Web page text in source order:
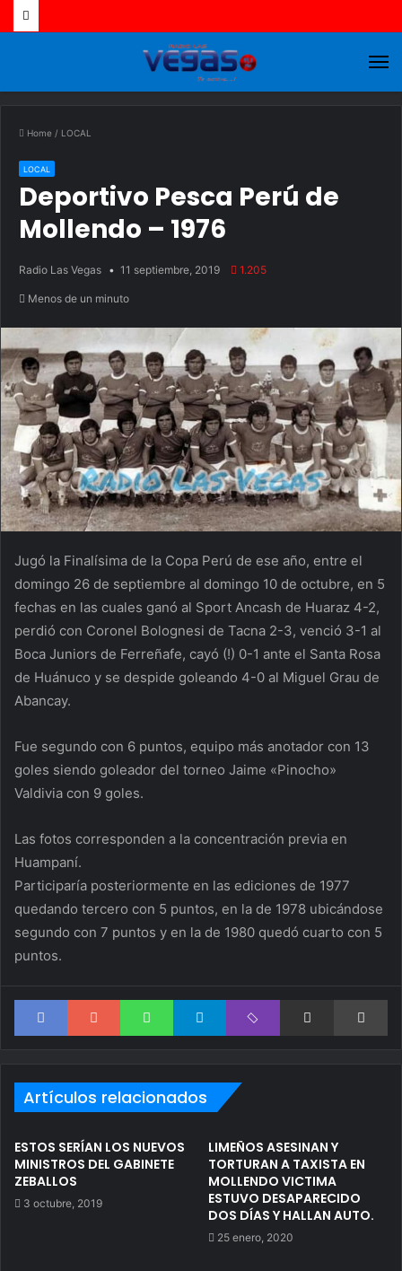
Home / LOCAL
LOCAL
Deportivo Pesca Perú de
Mollendo – 1976
Radio Las Vegas 11 septiembre, 2019 1.205
Menos de un minuto
Jugó la Finalísima de la Copa Perú de ese año, entre el
domingo 26 de septiembre al domingo 10 de octubre, en 5
fechas en las cuales ganó al Sport Ancash de Huaraz 4-2,
perdió con Coronel Bolognesi de Tacna 2-3, venció 3-1 al
Boca Juniors de Ferreñafe, cayó (!) 0-1 ante el Santa Rosa
de Huánuco y se despide goleando 4-0 al Miguel Grau de
Abancay.
Fue segundo con 6 puntos, equipo más anotador con 13
goles siendo goleador del torneo Jaime «Pinocho»
Valdivia con 9 goles.
Las fotos corresponden a la concentración previa en
Huampaní.
Participaría posteriormente en las ediciones de 1977
quedando tercero con 5 puntos, en la de 1978 ubicándose
segundo con 7 puntos y en la de 1980 quedó cuarto con 5
puntos.
FacebookGoogle+ WhatsAppTelegramViber Compartir via correo electrónico
Artículos relacionados
ESTOS SERÍAN LOS NUEVOS
MINISTROS DEL GABINETE
ZEBALLOS
3 octubre, 2019
LIMEÑOS ASESINAN Y
TORTURAN A TAXISTA EN
MOLLENDO VICTIMA
ESTUVO DESAPARECIDO
DOS DÍAS Y HALLAN AUTO.
25 enero, 2020